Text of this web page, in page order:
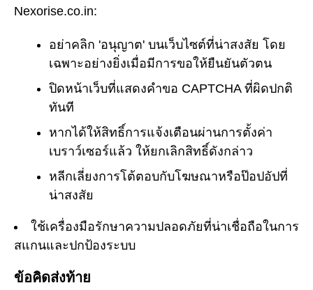
Nexorise.co.in:
อย่าคลิก 'อนุญาต' บนเว็บไซต์ที่น่าสงสัย โดย
เฉพาะอย่างยิ่งเมื่อมีการขอให้ยืนยันตัวตน
ปิดหน้าเว็บที่แสดงคำขอ CAPTCHA ที่ผิดปกติ
ทันที
หากได้ให้สิทธิ์การแจ้งเตือนผ่านการตั้งค่า
เบราว์เซอร์แล้ว ให้ยกเลิกสิทธิ์ดังกล่าว
หลีกเลี่ยงการโต้ตอบกับโฆษณาหรือป๊อปอัปที่
น่าสงสัย
ใช้เครื่องมือรักษาความปลอดภัยที่น่าเชื่อถือในการ
สแกนและปกป้องระบบ
ข้อคิดส่งท้าย